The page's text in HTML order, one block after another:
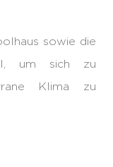
sowie die
um sich zu
Klima zu